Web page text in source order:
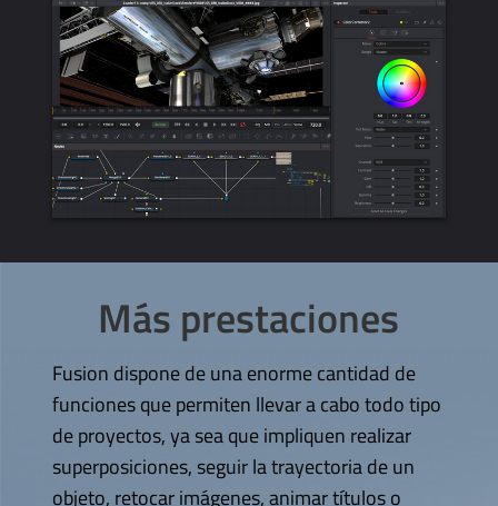
Más prestaciones
Fusion dispone de una enorme cantidad de
funciones que permiten llevar a cabo todo tipo
de proyectos, ya sea que impliquen realizar
superposiciones, seguir la trayectoria de un
objeto, retocar imágenes, animar títulos o